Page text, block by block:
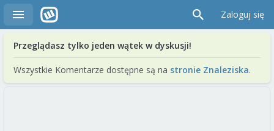
Zaloguj się
Przeglądasz tylko jeden wątek w dyskusji!
Wszystkie Komentarze dostępne są na stronie Znaleziska.